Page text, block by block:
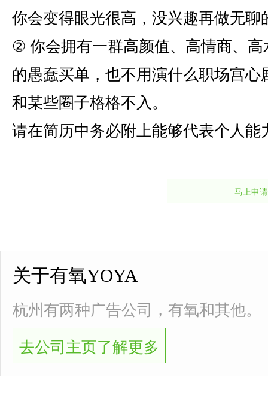
你会变得眼光很高，没兴趣再做无聊
② 你会拥有一群高颜值、高情商、
的愚蠢买单，也不用演什么职场宫
和某些圈子格格不入。
请在简历中务必附上能够代表个人
马上申请
关于有氧YOYA
杭州有两种广告公司，有氧和其他。
去公司主页了解更多